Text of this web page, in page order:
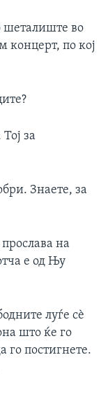
шеталиште во
концерт, по кој
за
Знаете, за
на
е од Њу
луѓе сѐ
што ќе го
го постигнете.